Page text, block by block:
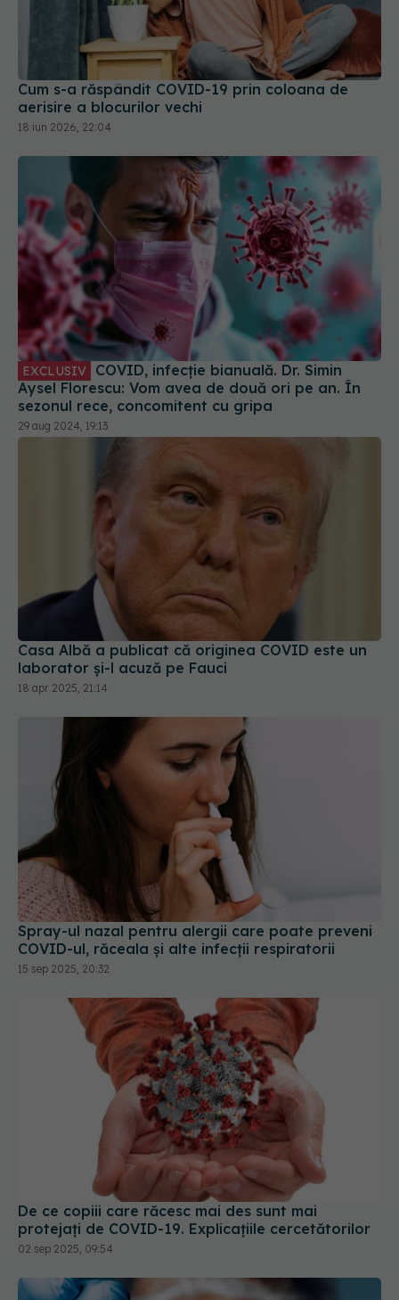
Cum s-a răspândit COVID-19 prin coloana de
aerisire a blocurilor vechi
18 iun 2026, 22:04
EXCLUSIV
Aysel Florescu: Vom avea de două ori pe an. În
sezonul rece, concomitent cu gripa
29 aug 2024, 19:13
Casa Albă a publicat că originea COVID este un
laborator și-l acuză pe Fauci
18 apr 2025, 21:14
Spray-ul nazal pentru alergii care poate preveni
COVID-ul, răceala și alte infecții respiratorii
15 sep 2025, 20:32
De ce copiii care răcesc mai des sunt mai
protejați de COVID-19. Explicațiile cercetătorilor
02 sep 2025, 09:54